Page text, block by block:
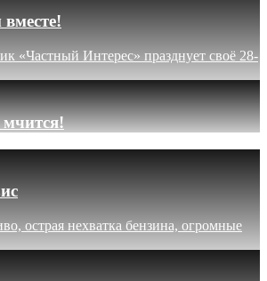
«Частный Интерес» празднует своё 28-
острая нехватка бензина, огромные